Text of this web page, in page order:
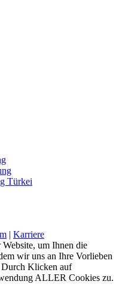
Türkei
| Karriere
um Ihnen die
wir uns an Ihre Vorlieben
Durch Klicken auf
ALLER Cookies zu.